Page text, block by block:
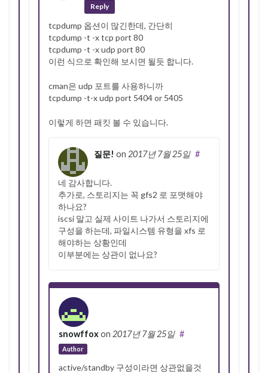
Reply
tcpdump 옵션이 많긴한데, 간단히
tcpdump -t -x tcp port 80
tcpdump -t -x udp port 80
이런 식으로 확인해 보시면 될듯 합니다.
cman은 udp 포트를 사용하니까
tcpdump -t-x udp port 5404 or 5405
이렇게 하면 패킷 볼 수 있습니다.
질문! on 2017년 7월 25일 #
네 감사합니다.
추가로, 스토리지는 꼭 gfs2 로 포맷해야
하나요?
iscsi 말고 실제 사이트 나가서 스토리지에
구성을 하는데, 파일시스템 유형을 xfs 로
해야하는 상황인데
이부분에는 상관이 없나요?
snowffoxon 2017년 7월 25일
Author
#
active/standby 구성이라면 상관없을것